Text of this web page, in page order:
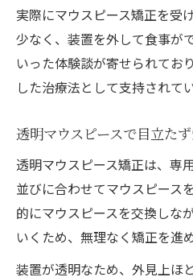
矯正の見積もり比
の利点
矯正の期間はどのくら
矯正期間の目安とマ
マウスピース矯正
装着から完了まで
矯正の進行スピー
リアルな矯正体験
実際にマウスピース矯正を受
少なく、装置を外して食事が
いった体験談が寄せられてお
した治療法として支持されてい
透明マウスピースで目立た
透明マウスピース矯正は、専
並びに合わせてマウスピース
的にマウスピースを交換しな
いくため、無理なく矯正を進
装置が透明なため、外見上ほ